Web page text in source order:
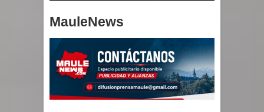
MauleNews